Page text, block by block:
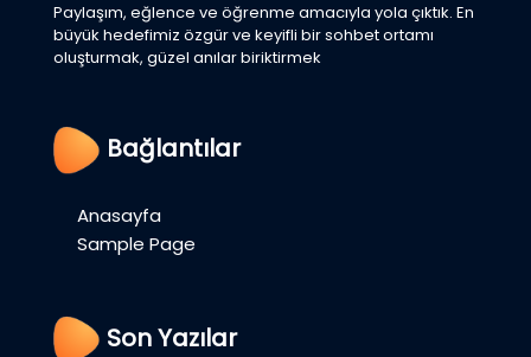
Paylaşım, eğlence ve öğrenme amacıyla yola çıktık. En
büyük hedefimiz özgür ve keyifli bir sohbet ortamı
oluşturmak, güzel anılar biriktirmek
Bağlantılar
Anasayfa
Sample Page
Son Yazılar